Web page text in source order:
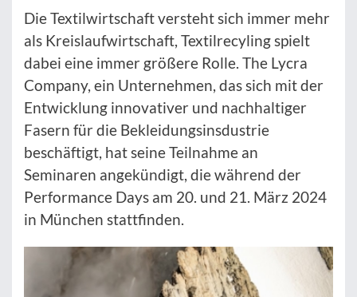
Die Textilwirtschaft versteht sich immer mehr
als Kreislaufwirtschaft, Textilrecyling spielt
dabei eine immer größere Rolle. The Lycra
Company, ein Unternehmen, das sich mit der
Entwicklung innovativer und nachhaltiger
Fasern für die Bekleidungsinsdustrie
beschäftigt, hat seine Teilnahme an
Seminaren angekündigt, die während der
Performance Days am 20. und 21. März 2024
in München stattfinden.